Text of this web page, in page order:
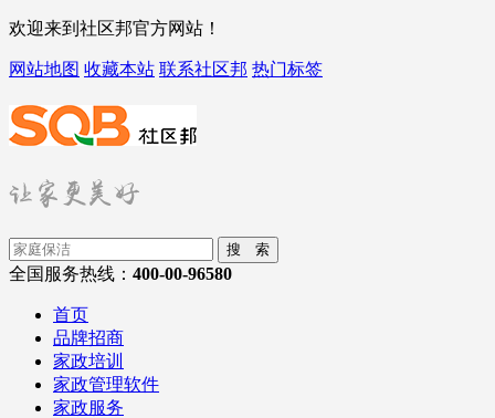
欢迎来到社区邦官方网站！
网站地图 收藏本站 联系社区邦 热门标签
搜 索
全国服务热线： 400-00-96580
首页
品牌招商
家政培训
家政管理软件
家政服务